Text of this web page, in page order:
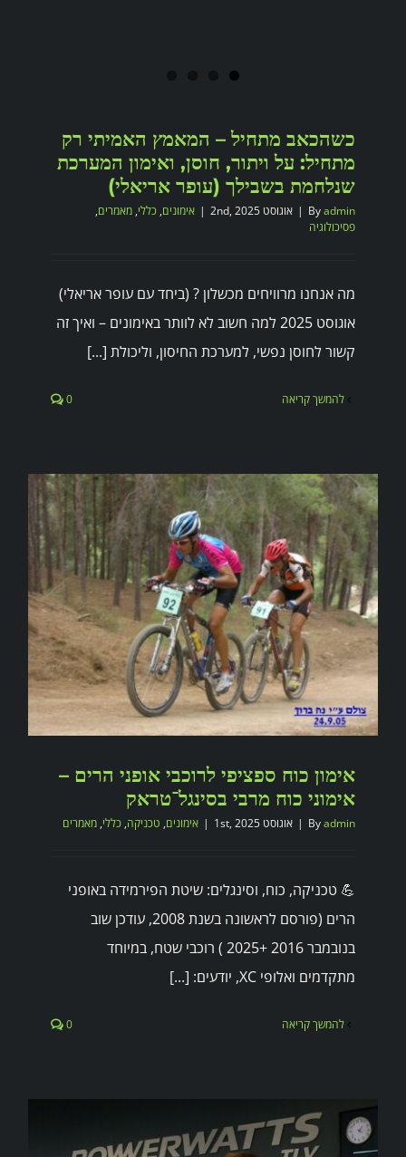
כשהכאב מתחיל – המאמץ האמיתי רק
מתחיל: על ויתור, חוסן, ואימון המערכת
שנלחמת בשבילך (עופר אריאלי)
Byadmin
| אוגוסט 2nd, 2025 | אימונים, כללי, מאמרים,
פסיכולוגיה
מה אנחנו מרוויחים מכשלון ? (ביחד עם עופר אריאלי)
אוגוסט 2025 למה חשוב לא לוותר באימונים – ואיך זה
קשור לחוסן נפשי, למערכת החיסון, וליכולת [...]
להמשך קריאה 0
אימון כוח ספציפי לרוכבי אופני הרים –
אימוני כוח מרבי בסינגל־טראק
Byadmin
| אוגוסט 1st, 2025 | אימונים, טכניקה, כללי, מאמרים
💪 טכניקה, כוח, וסינגלים: שיטת הפירמידה באופני
הרים (פורסם לראשונה בשנת 2008, עודכן שוב
בנובמבר 2016 +2025 ) רוכבי שטח, במיוחד
מתקדמים ואלופי XC, יודעים: [...]
להמשך קריאה 0